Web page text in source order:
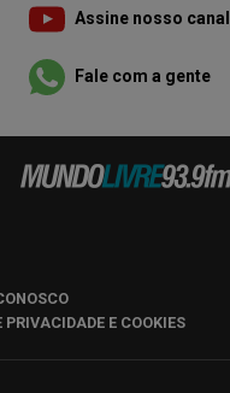
Assine nosso canal
Fale com a gente
PRIVACIDADE E COOKIES